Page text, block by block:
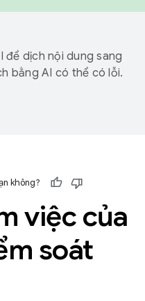
để dịch nội dung sang
bằng AI có thể có lỗi.
không?
việc của
soát